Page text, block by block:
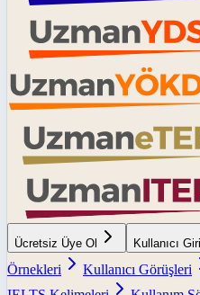
Ücretsiz Üye Ol Kullanıcı
Örnekleri
Kullanıcı Görüşleri